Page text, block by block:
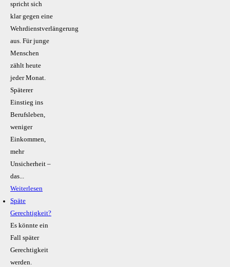
spricht sich
klar gegen eine
Wehrdienstverlängerung
aus. Für junge
Menschen
zählt heute
jeder Monat.
Späterer
Einstieg ins
Berufsleben,
weniger
Einkommen,
mehr
Unsicherheit –
das...
Weiterlesen
Späte
Gerechtigkeit?
Es könnte ein
Fall später
Gerechtigkeit
werden.